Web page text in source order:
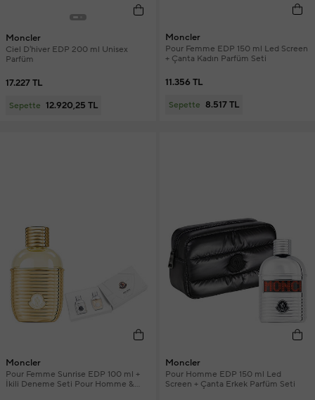
Moncler
Ciel D'hiver EDP 200 ml Unisex
Parfüm
17.227 TL
Sepette 12.920,25 TL
Moncler
Pour Femme EDP 150 ml Led Screen
+ Çanta Kadın Parfüm Seti
11.356 TL
Sepette 8.517 TL
Moncler
Pour Femme Sunrise EDP 100 ml +
İkili Deneme Seti Pour Homme &
Moncler
Pour Homme EDP 150 ml Led
Screen + Çanta Erkek Parfüm Seti